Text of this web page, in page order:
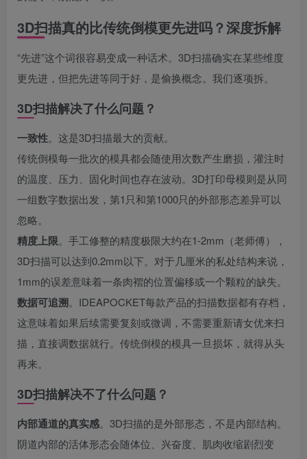
3D扫描真的比传统倒模更先进吗？深度拆解
“先进”这个词很容易变成一种话术。3D扫描确实在某些维度
更先进，但把先进等同于好，是偷换概念。我们逐项拆。
3D扫描解决了什么问题？
一致性。这是3D扫描最大的贡献。
传统倒模每一批次的模具都会随使用次数产生磨损，灌注时
的温度、压力、固化时间也存在波动。3D打印母模则是从同
一组数字数据出发，第1只和第1000只的外部形态差异可以
忽略。
精度上限。手工修整的精度极限大约在1-2mm（老师傅），
3D扫描可以达到0.2mm以下。对于几厘米的私处结构来说，
1mm的误差意味着一条肉褶的位置偏移或一个颗粒的缺失。
数据可追溯。IDEAPOCKET每款产品的扫描数据都有存档，
这意味着如果后续需要复刻或微调，不需要重新请女优来扫
描，直接调数据就行。传统倒模的模具一旦损坏，就得从头
再来。
3D扫描解决不了什么问题？
内部通道的真实感。3D扫描的是外部形态，不是内部结构。
阴道内部的活体形态会随体位、兴奋度、肌肉收缩剧烈变